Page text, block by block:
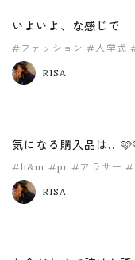
いよいよ、な感じで
#ファッション #入学式
RISA
気になる購入品は..
#h&m #pr #アラサー #
RISA